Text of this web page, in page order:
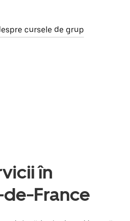
cursele de grup
în
France